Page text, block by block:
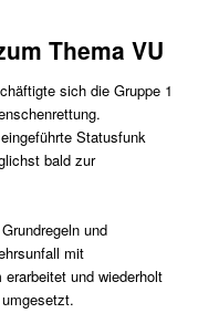
Thema VU
sich die Gruppe 1
Statusfunk
bald zur
und
mit
und wiederholt